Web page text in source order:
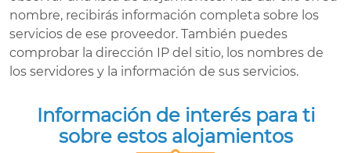
nombre, recibirás información completa sobre los
servicios de ese proveedor. También puedes
comprobar la dirección IP del sitio, los nombres de
los servidores y la información de sus servicios.
Información de interés para ti
sobre estos alojamientos